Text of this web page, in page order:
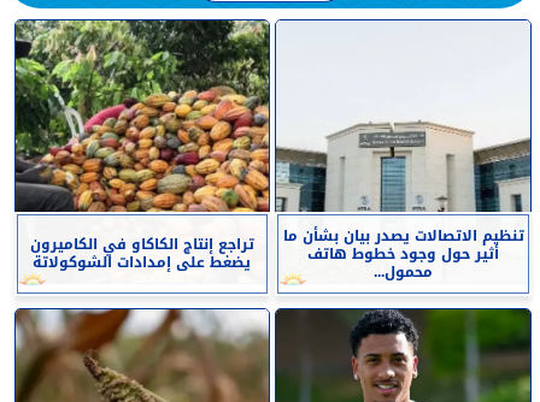
تنظيم الاتصالات يصدر بيان بشأن ما
أثير حول وجود خطوط هاتف
محمول...
تراجع إنتاج الكاكاو في الكاميرون
يضغط على إمدادات الشوكولاتة